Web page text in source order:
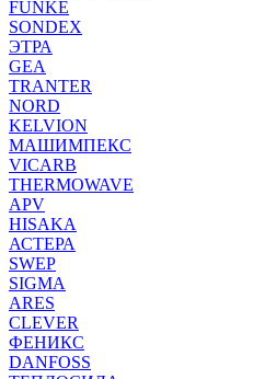
FUNKE
SONDEX
ЭТРА
GEA
TRANTER
NORD
KELVION
МАШИМПЕКС
VICARB
THERMOWAVE
APV
HISAKA
АСТЕРА
SWEP
SIGMA
ARES
CLEVER
ФЕНИКС
DANFOSS